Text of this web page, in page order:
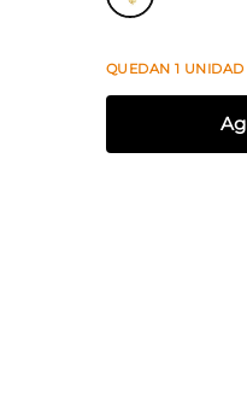
QUEDAN 1 UNIDAD